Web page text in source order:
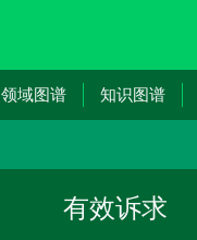
领域图谱 知识图谱
有效诉求